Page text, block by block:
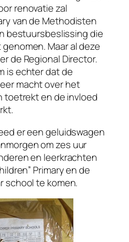
renovatie zal
van de Methodisten
bestuursbeslissing die
Maar al deze
de Regional Director.
is echter dat de
macht over het
toetrekt en de invloed
er een geluidswagen
om zes uur
en leerkrachten
Primary en de
school te komen.